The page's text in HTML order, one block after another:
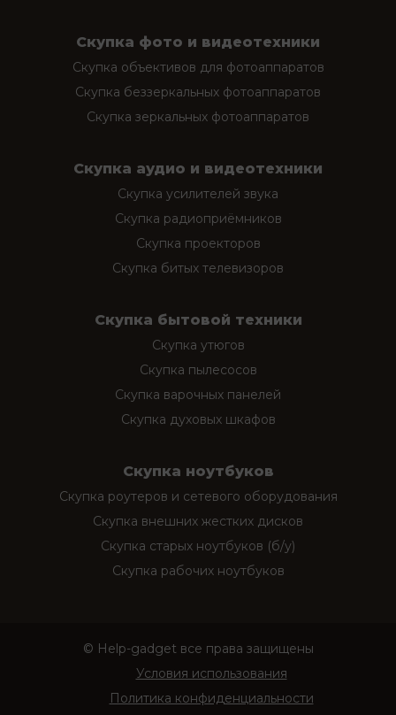
Скупка фото и видеотехники
Скупка объективов для фотоаппаратов
Скупка беззеркальных фотоаппаратов
Скупка зеркальных фотоаппаратов
Скупка аудио и видеотехники
Скупка усилителей звука
Скупка радиоприёмников
Скупка проекторов
Скупка битых телевизоров
Скупка бытовой техники
Скупка утюгов
Скупка пылесосов
Скупка варочных панелей
Скупка духовых шкафов
Скупка ноутбуков
Скупка роутеров и сетевого оборудования
Скупка внешних жестких дисков
Скупка старых ноутбуков (б/у)
Скупка рабочих ноутбуков
© Help-gadget все права защищены
Условия использования
Политика конфиденциальности